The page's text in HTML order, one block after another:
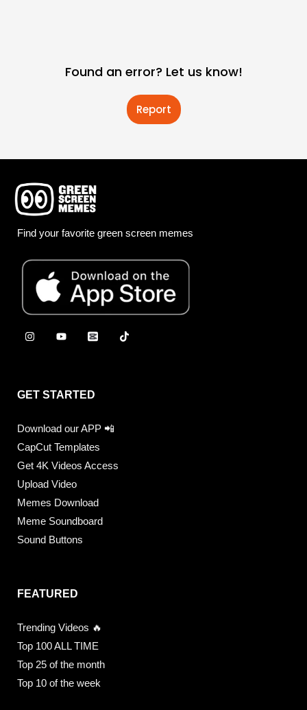
Found an error? Let us know!
Report
Find your favorite green screen memes
GET STARTED
Download our APP 📲
CapCut Templates
Get 4K Videos Access
Upload Video
Memes Download
Meme Soundboard
Sound Buttons
FEATURED
Trending Videos 🔥
Top 100 ALL TIME
Top 25 of the month
Top 10 of the week